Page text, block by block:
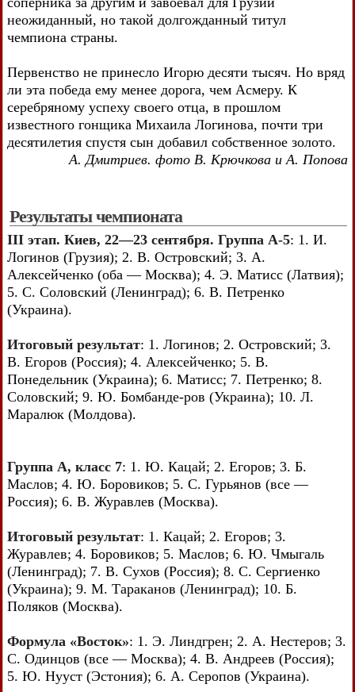
неожиданный, но такой долгожданный титул
чемпиона страны.
Первенство не принесло Игорю десяти тысяч. Но вряд
ли эта победа ему менее дорога, чем Асмеру. К
серебряному успеху своего отца, в прошлом
известного гонщика Михаила Логинова, почти три
десятилетия спустя сын добавил собственное золото.
А. Дмитриев. фото В. Крючкова и А. Попова
Результаты чемпионата
III этап. Киев, 22—23 сентября. Группа А-5: 1. И.
Логинов (Грузия); 2. В. Островский; 3. А.
Алексейченко (оба — Москва); 4. Э. Матисс (Латвия);
5. С. Соловский (Ленинград); 6. В. Петренко
(Украина).
Итоговый результат: 1. Логинов; 2. Островский; 3.
В. Егоров (Россия); 4. Алексейченко; 5. В.
Понедельник (Украина); 6. Матисс; 7. Петренко; 8.
Соловский; 9. Ю. Бомбанде-ров (Украина); 10. Л.
Маралюк (Молдова).
Группа А, класс 7: 1. Ю. Кацай; 2. Егоров; 3. Б.
Маслов; 4. Ю. Боровиков; 5. С. Гурьянов (все —
Россия); 6. В. Журавлев (Москва).
Итоговый результат: 1. Кацай; 2. Егоров; 3.
Журавлев; 4. Боровиков; 5. Маслов; 6. Ю. Чмыгаль
(Ленинград); 7. В. Сухов (Россия); 8. С. Сергиенко
(Украина); 9. М. Тараканов (Ленинград); 10. Б.
Поляков (Москва).
Формула «Восток»: 1. Э. Линдгрен; 2. А. Нестеров; 3.
С. Одинцов (все — Москва); 4. В. Андреев (Россия);
5. Ю. Нууст (Эстония); 6. А. Серопов (Украина).